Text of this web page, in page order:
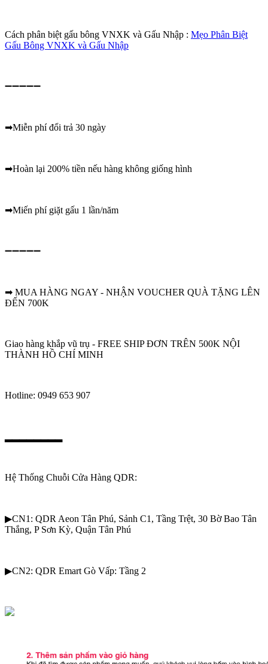
Cách phân biệt gấu bông VNXK và Gấu Nhập : Mẹo Phân Biệt
Gấu Bông VNXK và Gấu Nhập
➖➖➖➖➖
➡Miễn phí đổi trả 30 ngày
➡Hoàn lại 200% tiền nếu hàng không giống hình
➡Miến phí giặt gấu 1 lần/năm
➖➖➖➖➖
➡ MUA HÀNG NGAY - NHẬN VOUCHER QUÀ TẶNG LÊN
ĐẾN 700K
Giao hàng khắp vũ trụ - FREE SHIP ĐƠN TRÊN 500K NỘI
THÀNH HỒ CHÍ MINH
Hotline: 0949 653 907
Hệ Thống Chuỗi Cửa Hàng QDR:
▶CN1: QDR Aeon Tân Phú, Sảnh C1, Tầng Trệt, 30 Bờ Bao Tân
Thắng, P Sơn Kỳ, Quận Tân Phú
▶CN2: QDR Emart Gò Vấp: Tầng 2